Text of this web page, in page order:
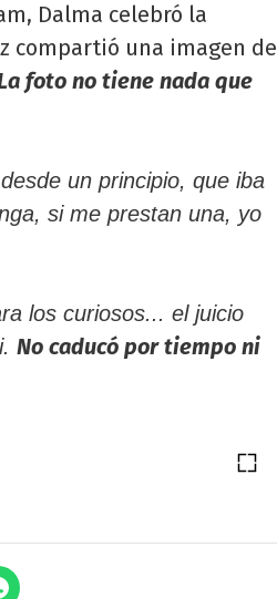
Dalma celebró la
compartió una imagen de
foto no tiene nada que
un principio, que iba
si me prestan una, yo
los curiosos... el juicio
No caducó por tiempo ni